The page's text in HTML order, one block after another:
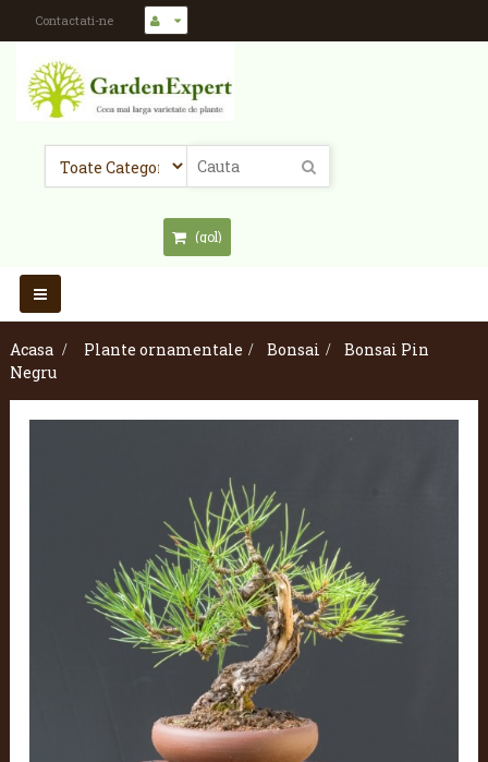
Contactati-ne
(gol)
Toggle
navigation
Acasa
> Plante ornamentale > Bonsai >
Bonsai Pin
Negru